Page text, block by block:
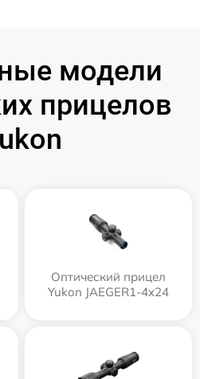
модели
прицелов
Оптический прицел
Yukon JAEGER1-4x24